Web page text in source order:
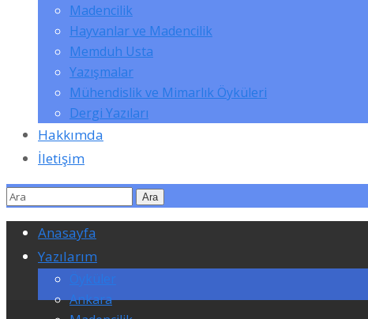
Madencilik
Hayvanlar ve Madencilik
Memduh Usta
Yazışmalar
Mühendislik ve Mimarlık Öyküleri
Dergi Yazıları
Hakkımda
İletişim
Anasayfa
Yazılarım
Öyküler
Ankara